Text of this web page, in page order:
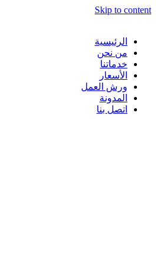
Skip to content
الرئيسية
من نحن
خدماتنا
الأسعار
ورش العمل
المدونة
اتصل بنا